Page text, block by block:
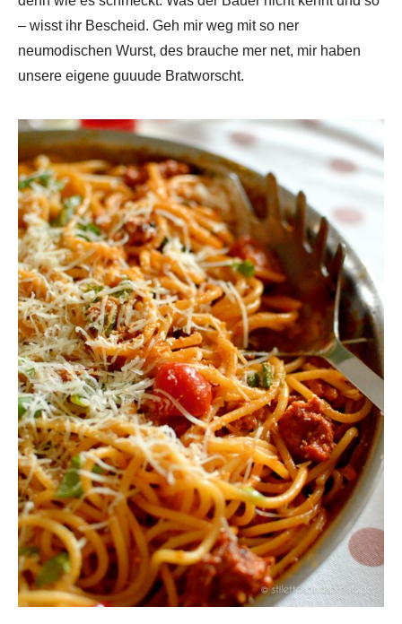
– wisst ihr Bescheid. Geh mir weg mit so ner
neumodischen Wurst, des brauche mer net, mir haben
unsere eigene guuude Bratworscht.